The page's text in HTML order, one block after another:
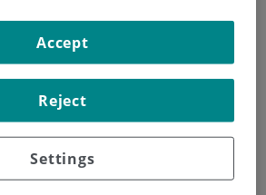
Settings
Reject
Accept